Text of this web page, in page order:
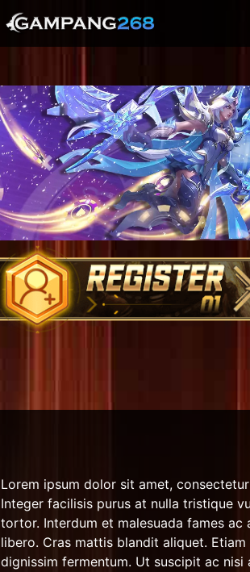
Previous
Lorem ipsum dolor sit amet,
Integer facilisis purus at nulla tristique
tortor. Interdum et malesuada fames
libero. Cras mattis blandit aliquet.
dignissim fermentum. Ut suscipit ac